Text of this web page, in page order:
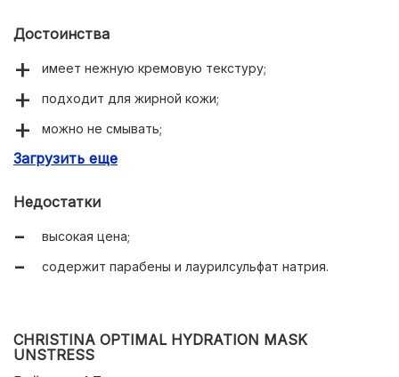
Достоинства
имеет нежную кремовую текстуру;
подходит для жирной кожи;
можно не смывать;
нейтральный аромат;
Загрузить еще
Недостатки
высокая цена;
содержит парабены и лаурилсульфат натрия.
CHRISTINA OPTIMAL HYDRATION MASK
UNSTRESS